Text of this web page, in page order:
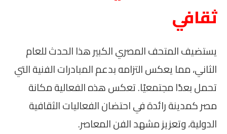
ثقافي
يستضيف المتحف المصري الكبير هذا الحدث للعام
الثاني، مما يعكس التزامه بدعم المبادرات الفنية التي
تحمل بعدًا مجتمعيًا. تعكس هذه الفعالية مكانة
مصر كمدينة رائدة في احتضان الفعاليات الثقافية
الدولية، وتعزيز مشهد الفن المعاصر.